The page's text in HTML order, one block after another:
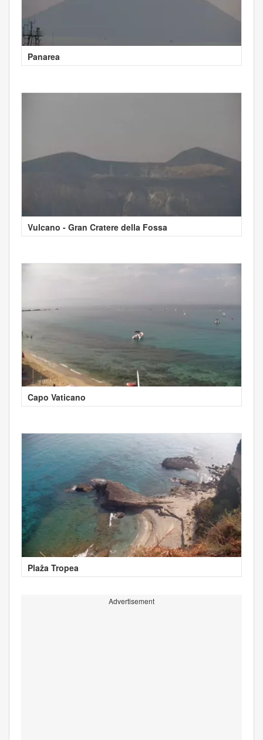
Panarea
Vulcano - Gran Cratere della Fossa
Capo Vaticano
Plaža Tropea
Advertisement